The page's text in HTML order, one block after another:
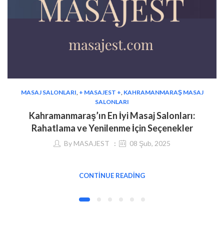
MASAJ SALONLARI + MASAJEST + KAHRAMANMARAŞ MASAJ
SALONLARI
Kahramanmaraş’ın En İyi Masaj Salonları:
Rahatlama ve Yenilenme İçin Seçenekler
By MASAJEST 08 Şub, 2025
CONTINUE READING